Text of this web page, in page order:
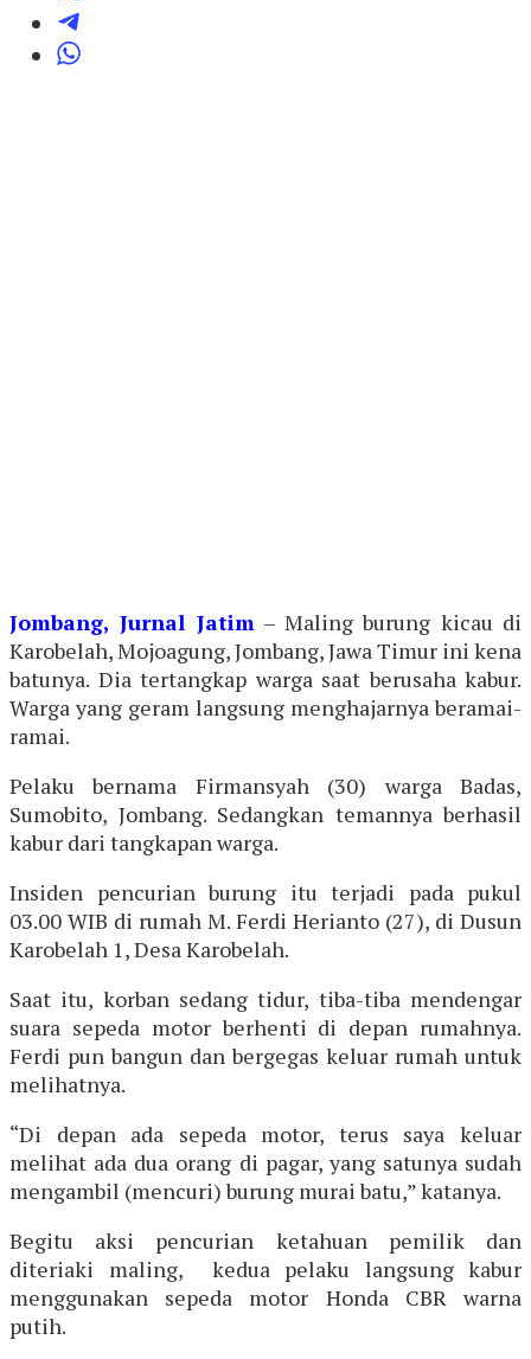
Jombang, Jurnal Jatim – Maling burung kicau di
Karobelah, Mojoagung, Jombang, Jawa Timur ini kena
batunya. Dia tertangkap warga saat berusaha kabur.
Warga yang geram langsung menghajarnya beramai-
ramai.
Pelaku bernama Firmansyah (30) warga Badas,
Sumobito, Jombang. Sedangkan temannya berhasil
kabur dari tangkapan warga.
Insiden pencurian burung itu terjadi pada pukul
03.00 WIB di rumah M. Ferdi Herianto (27), di Dusun
Karobelah 1, Desa Karobelah.
Saat itu, korban sedang tidur, tiba-tiba mendengar
suara sepeda motor berhenti di depan rumahnya.
Ferdi pun bangun dan bergegas keluar rumah untuk
melihatnya.
“Di depan ada sepeda motor, terus saya keluar
melihat ada dua orang di pagar, yang satunya sudah
mengambil (mencuri) burung murai batu,” katanya.
Begitu aksi pencurian ketahuan pemilik dan
diteriaki maling, kedua pelaku langsung kabur
menggunakan sepeda motor Honda CBR warna
putih.